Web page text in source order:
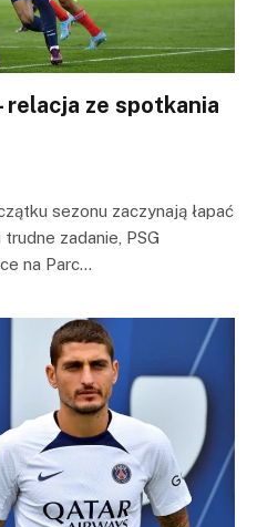
relacja ze spotkania
sezonu zaczynają łapać
zadanie, PSG
na Parc…